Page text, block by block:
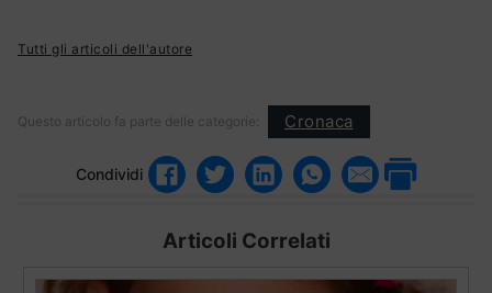
Tutti gli articoli dell'autore
Questo articolo fa parte delle categorie: Cronaca
Condividi
Articoli Correlati